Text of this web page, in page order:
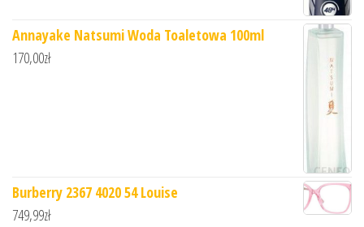
Annayake Natsumi Woda Toaletowa 100ml
170,00zł
Burberry 2367 4020 54 Louise
749,99zł